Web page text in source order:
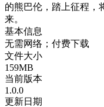
的熊巴伦，踏上征程，
来。
基本信息
无需网络；付费下载
文件大小
159MB
当前版本
1.0.0
更新日期